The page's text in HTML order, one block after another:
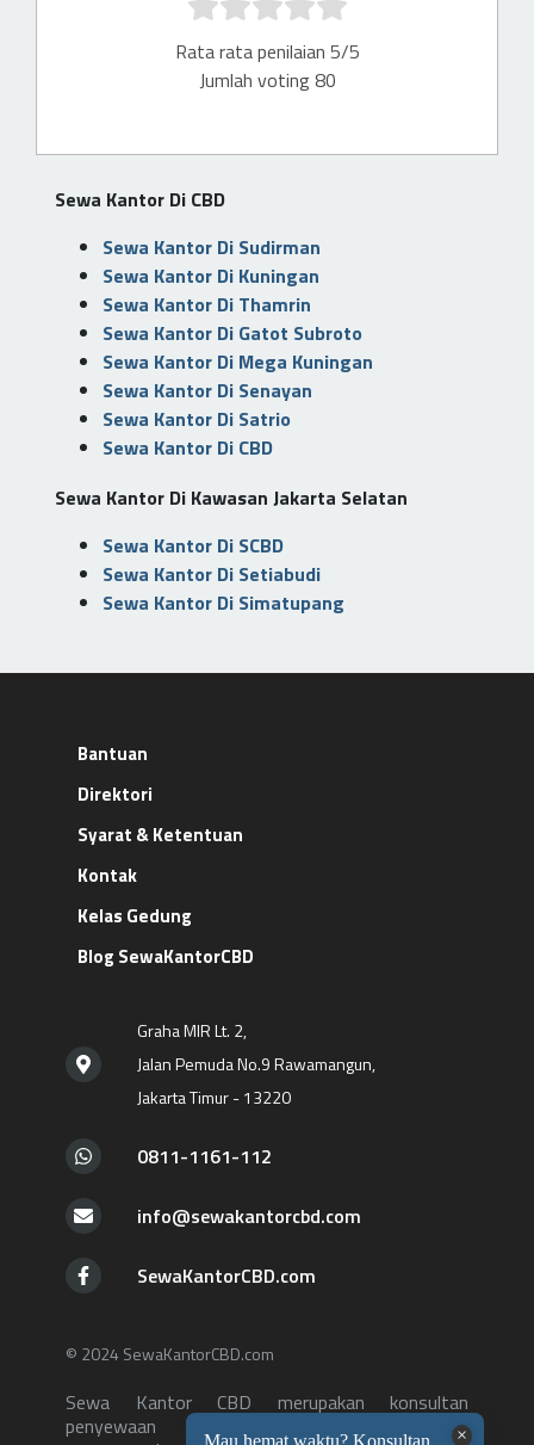
Rata rata penilaian 5/5
Jumlah voting 80
Sewa Kantor Di CBD
Sewa Kantor Di Sudirman
Sewa Kantor Di Kuningan
Sewa Kantor Di Thamrin
Sewa Kantor Di Gatot Subroto
Sewa Kantor Di Mega Kuningan
Sewa Kantor Di Senayan
Sewa Kantor Di Satrio
Sewa Kantor Di CBD
Sewa Kantor Di Kawasan Jakarta Selatan
Sewa Kantor Di SCBD
Sewa Kantor Di Setiabudi
Sewa Kantor Di Simatupang
Bantuan
Direktori
Syarat & Ketentuan
Kontak
Kelas Gedung
Blog SewaKantorCBD
Graha MIR Lt. 2,
Jalan Pemuda No.9 Rawamangun,
Jakarta Timur - 13220
0811-1161-112
info@sewakantorcbd.com
SewaKantorCBD.com
© 2024 SewaKantorCBD.com
Sewa Kantor CBD merupakan konsultan
penyewaan kantor yang menghubungkan